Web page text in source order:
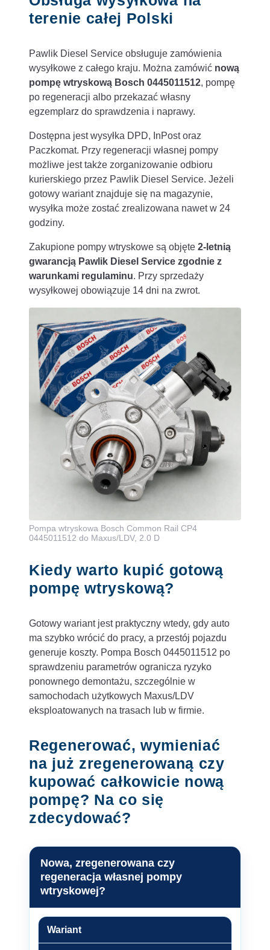
terenie całej Polski
Pawlik Diesel Service obsługuje zamówienia
wysyłkowe z całego kraju. Można zamówić nową
pompę wtryskową Bosch 0445011512, pompę
po regeneracji albo przekazać własny
egzemplarz do sprawdzenia i naprawy.
Dostępna jest wysyłka DPD, InPost oraz
Paczkomat. Przy regeneracji własnej pompy
możliwe jest także zorganizowanie odbioru
kurierskiego przez Pawlik Diesel Service. Jeżeli
gotowy wariant znajduje się na magazynie,
wysyłka może zostać zrealizowana nawet w 24
godziny.
Zakupione pompy wtryskowe są objęte 2-letnią
gwarancją Pawlik Diesel Service zgodnie z
warunkami regulaminu. Przy sprzedaży
wysyłkowej obowiązuje 14 dni na zwrot.
Pompa wtryskowa Bosch Common Rail CP4
0445011512 do Maxus/LDV, 2.0 D
Kiedy warto kupić gotową
pompę wtryskową?
Gotowy wariant jest praktyczny wtedy, gdy auto
ma szybko wrócić do pracy, a przestój pojazdu
generuje koszty. Pompa Bosch 0445011512 po
sprawdzeniu parametrów ogranicza ryzyko
ponownego demontażu, szczególnie w
samochodach użytkowych Maxus/LDV
eksploatowanych na trasach lub w firmie.
Regenerować, wymieniać
na już zregenerowaną czy
kupować całkowicie nową
pompę? Na co się
zdecydować?
Nowa, zregenerowana czy
regeneracja własnej pompy
wtryskowej?
Wariant